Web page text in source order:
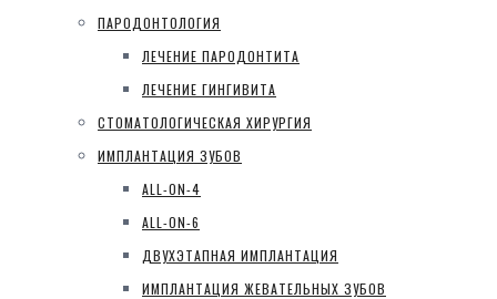
ПАРОДОНТОЛОГИЯ
ЛЕЧЕНИЕ ПАРОДОНТИТА
ЛЕЧЕНИЕ ГИНГИВИТА
СТОМАТОЛОГИЧЕСКАЯ ХИРУРГИЯ
ИМПЛАНТАЦИЯ ЗУБОВ
ALL-ON-4
ALL-ON-6
ДВУХЭТАПНАЯ ИМПЛАНТАЦИЯ
ИМПЛАНТАЦИЯ ЖЕВАТЕЛЬНЫХ ЗУБОВ